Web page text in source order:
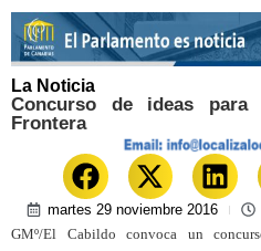
La Noticia
Concurso de ideas
Frontera
martes 29 noviembre 2016
GMº/El Cabildo convoca un